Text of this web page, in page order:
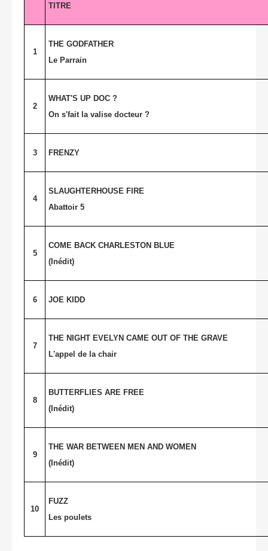
TITRE
1
THE GODFATHER
Le Parrain
2
WHAT'S UP DOC ?
On s'fait la valise docteur ?
3 FRENZY
4
SLAUGHTERHOUSE FIRE
Abattoir 5
5
COME BACK CHARLESTON BLUE
(Inédit)
6 JOE KIDD
7
THE NIGHT EVELYN CAME OUT OF THE GRAVE
L'appel de la chair
8
BUTTERFLIES ARE FREE
(Inédit)
9
THE WAR BETWEEN MEN AND WOMEN
(Inédit)
10
FUZZ
Les poulets